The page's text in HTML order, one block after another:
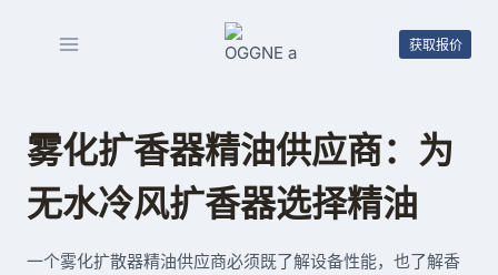
获取报价
雾化扩香器精油供应商：为
无水冷风扩香器选择精油
一个雾化扩散器精油供应商必须既了解设备性能，也了解香